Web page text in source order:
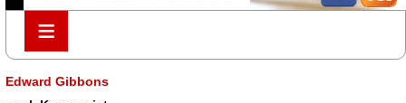
≡
≡
Edward Gibbons